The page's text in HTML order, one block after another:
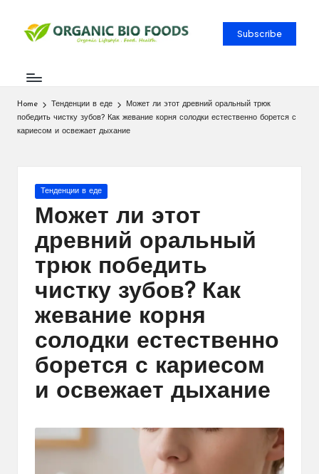
Subscribe
Home Тенденции в еде
Может ли этот древний оральный трюк
победить чистку зубов? Как жевание корня солодки естественно борется с
кариесом и освежает дыхание
Тенденции в еде
Может ли этот
древний оральный
трюк победить
чистку зубов? Как
жевание корня
солодки естественно
борется с кариесом
и освежает дыхание